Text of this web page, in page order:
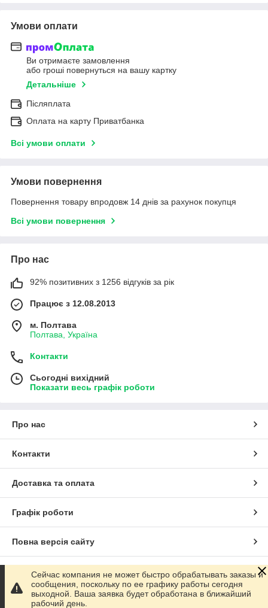
Умови оплати
Ви отримаєте замовлення
або гроші повернуться на вашу картку
Детальніше
Післяплата
Оплата на карту Приватбанка
Всі умови оплати
Умови повернення
Повернення товару впродовж 14 днів за рахунок покупця
Всі умови повернення
Про нас
92% позитивних з 1256 відгуків за рік
Працює з 12.08.2013
м. Полтава
Полтава, Україна
Контакти
Сьогодні вихідний
Показати весь графік роботи
Про нас
Контакти
Доставка та оплата
Графік роботи
Повна версія сайту
Сайт створено на маркетплейсі Prom.ua
Політика конфіденційності
Сейчас компания не может быстро обрабатывать заказы и
сообщения, поскольку по ее графику работы сегодня
выходной. Ваша заявка будет обработана в ближайший
рабочий день.